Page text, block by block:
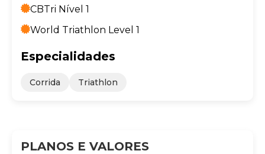
CBTri Nível 1
World Triathlon Level 1
Especialidades
Corrida Triathlon
PLANOS E VALORES